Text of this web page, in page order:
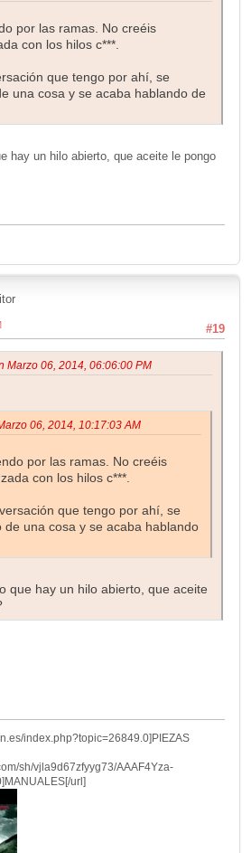
por las ramas. No creéis
con los hilos c***.
que tengo por ahí, se
una cosa y se acaba hablando de
hay un hilo abierto, que aceite le pongo
#19
Marzo 06, 2014, 06:06:00 PM
06, 2014, 10:17:03 AM
por las ramas. No creéis
con los hilos c***.
que tengo por ahí, se
de una cosa y se acaba hablando
que hay un hilo abierto, que aceite
index.php?topic=26849.0]PIEZAS
sh/vjla9d67zfyyg73/AAAF4Yza-
url]